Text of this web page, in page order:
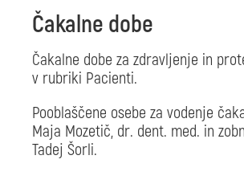
Čakalne dobe
Čakalne dobe za zdravljenje in
v rubriki Pacienti.
Pooblaščene osebe za vodenje
Maja Mozetič, dr. dent. med. in
Tadej Šorli.